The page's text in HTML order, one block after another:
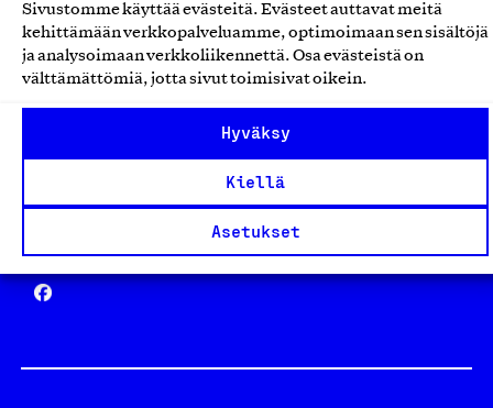
Sivustomme käyttää evästeitä. Evästeet auttavat meitä
kehittämään verkkopalveluamme, optimoimaan sen sisältöjä
ja analysoimaan verkkoliikennettä. Osa evästeistä on
välttämättömiä, jotta sivut toimisivat oikein.
Hyväksy
Kiellä
Asetukset
Avainlippu
Yhteiskunnallinen Yritys -merkki